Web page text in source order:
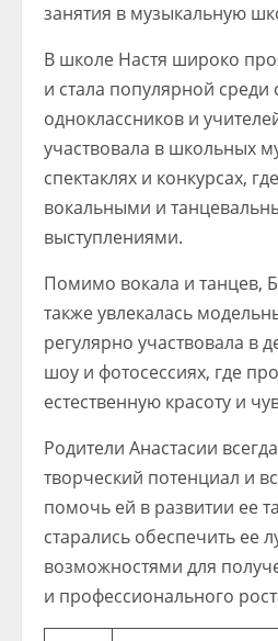
занятия в музыкальную
В школе Настя широко
и стала популярной среди
одноклассников и
участвовала в школьных
спектаклях и конкурсах,
вокальными и
выступлениями.
Помимо вокала и танцев,
также увлекалась
регулярно участвовала в
шоу и фотосессиях, где
естественную красоту и
Родители Анастасии
творческий потенциал и
помочь ей в развитии ее
старались обеспечить ее
возможностями для
и профессионального